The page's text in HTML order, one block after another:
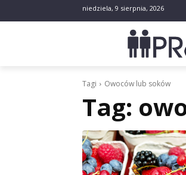
niedziela, 9 sierpnia, 2026
Tagi Owoców lub soków
Tag: